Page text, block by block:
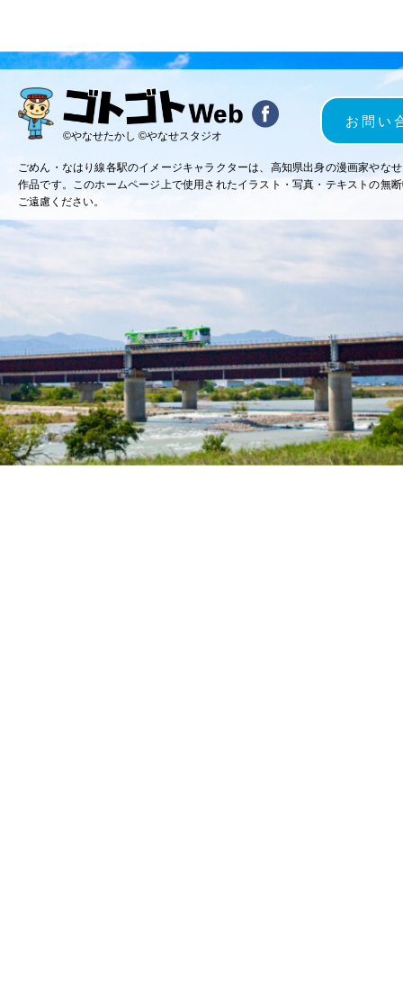
©やなせたかし ©やなせスタジオ
お問い
ごめん・なはり線各駅のイメージキャラクターは、高知県出身の漫画家やな
作品です。このホームページ上で使用されたイラスト・写真・テキストの無
ご遠慮ください。